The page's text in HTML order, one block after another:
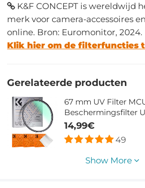
K&F CONCEPT is wereldwijd
merk voor camera-accessoires
online. Bron: Euromonitor, 2024.
Klik hier om de filterfuncties
Gerelateerde producten
67 mm UV Filter
Beschermingsfilter
Trapeziumvormig
Stofzuigdoekcoating
14,99€
49
Show More